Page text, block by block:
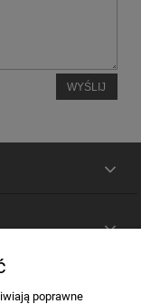
WYŚLIJ
poprawne